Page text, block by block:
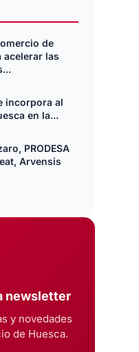
de
acelerar las
incorpora al
en la...
PRODESA
Arvensis
newsletter
y novedades
de Huesca.